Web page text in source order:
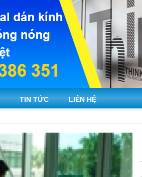
TIN TỨC LIÊN HỆ